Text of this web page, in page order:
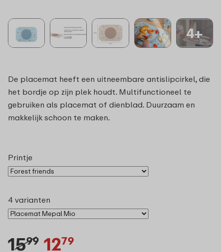
4+
De placemat heeft een uitneembare antislipcirkel, die
het bordje op zijn plek houdt. Multifunctioneel te
gebruiken als placemat of dienblad. Duurzaam en
makkelijk schoon te maken.
Printje
4 varianten
1599 1279